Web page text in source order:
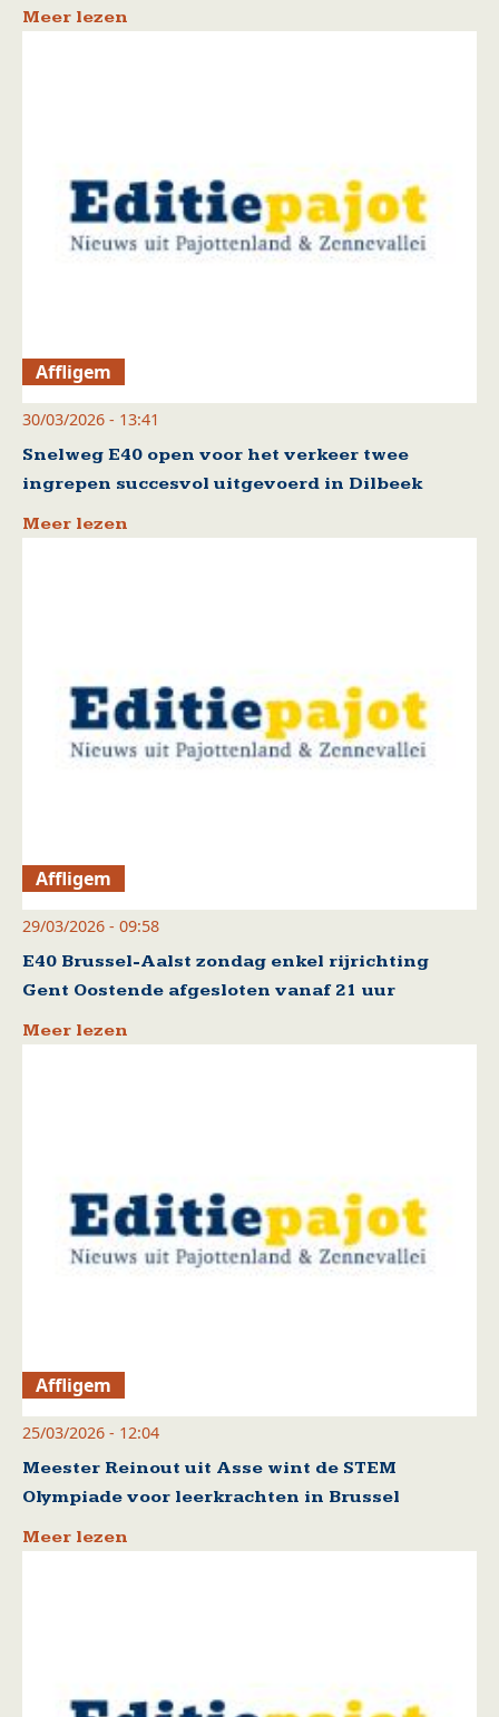
Meer lezen
Affligem
30/03/2026 - 13:41
Snelweg E40 open voor het verkeer twee
ingrepen succesvol uitgevoerd in Dilbeek
Meer lezen
Affligem
29/03/2026 - 09:58
E40 Brussel-Aalst zondag enkel rijrichting
Gent Oostende afgesloten vanaf 21 uur
Meer lezen
Affligem
25/03/2026 - 12:04
Meester Reinout uit Asse wint de STEM
Olympiade voor leerkrachten in Brussel
Meer lezen